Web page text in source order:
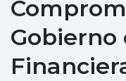
Gobierno